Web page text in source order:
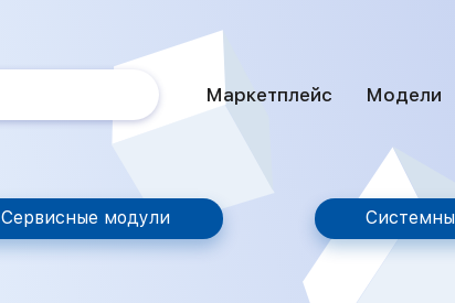
Маркетплейс Модели
Сервисные модули